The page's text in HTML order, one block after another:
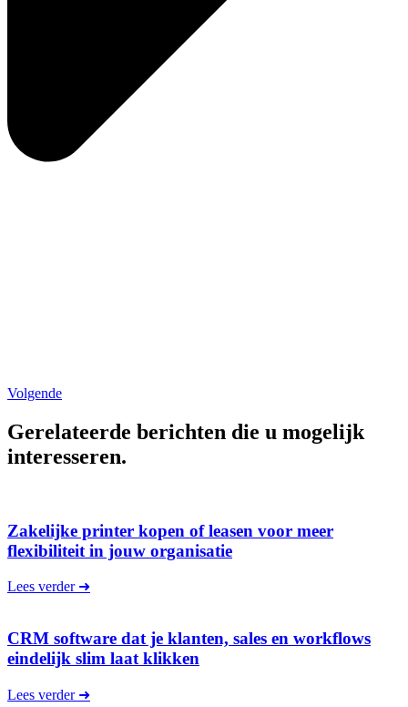
Volgende
Gerelateerde berichten die u mogelijk
interesseren.
Zakelijke printer kopen of leasen voor meer
flexibiliteit in jouw organisatie
Lees verder ➜
CRM software dat je klanten, sales en workflows
eindelijk slim laat klikken
Lees verder ➜